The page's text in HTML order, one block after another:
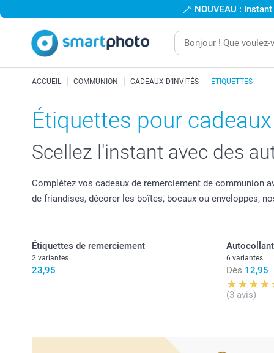
🪄 NOUVEAU :
ACCUEIL COMMUNION CADEAUX D'INVITÉS ÉTIQUETTES
Étiquettes pour
Scellez l'instant avec des
Complétez vos cadeaux de remerciement de
de friandises, décorer les boîtes, bocaux ou enveloppes,
Étiquettes de remerciement
2 variantes
23,95
6 variantes
Dès 12,95
(3 avis)